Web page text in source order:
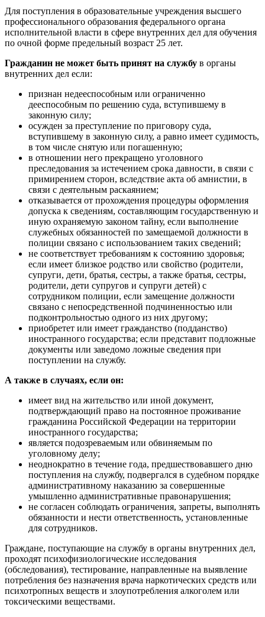
Для поступления в образовательные учреждения высшего
профессионального образования федерального органа
исполнительной власти в сфере внутренних дел для обучения
по очной форме предельный возраст 25 лет.
Гражданин не может быть принят на службу в органы
внутренних дел если:
признан недееспособным или ограниченно
дееспособным по решению суда, вступившему в
законную силу;
осужден за преступление по приговору суда,
вступившему в законную силу, а равно имеет судимость,
в том числе снятую или погашенную;
в отношении него прекращено уголовного
преследования за истечением срока давности, в связи с
примирением сторон, вследствие акта об амнистии, в
связи с деятельным раскаянием;
отказывается от прохождения процедуры оформления
допуска к сведениям, составляющим государственную и
иную охраняемую законом тайну, если выполнение
служебных обязанностей по замещаемой должности в
полиции связано с использованием таких сведений;
не соответствует требованиям к состоянию здоровья;
если имеет близкое родство или свойство (родители,
супруги, дети, братья, сестры, а также братья, сестры,
родители, дети супругов и супруги детей) с
сотрудником полиции, если замещение должности
связано с непосредственной подчиненностью или
подконтрольностью одного из них другому;
приобретет или имеет гражданство (подданство)
иностранного государства; если представит подложные
документы или заведомо ложные сведения при
поступлении на службу.
А также в случаях, если он:
имеет вид на жительство или иной документ,
подтверждающий право на постоянное проживание
гражданина Российской Федерации на территории
иностранного государства;
является подозреваемым или обвиняемым по
уголовному делу;
неоднократно в течение года, предшествовавшего дню
поступления на службу, подвергался в судебном порядке
административному наказанию за совершенные
умышленно административные правонарушения;
не согласен соблюдать ограничения, запреты, выполнять
обязанности и нести ответственность, установленные
для сотрудников.
Граждане, поступающие на службу в органы внутренних дел,
проходят психофизиологические исследования
(обследования), тестирование, направленные на выявление
потребления без назначения врача наркотических средств или
психотропных веществ и злоупотребления алкоголем или
токсическими веществами.